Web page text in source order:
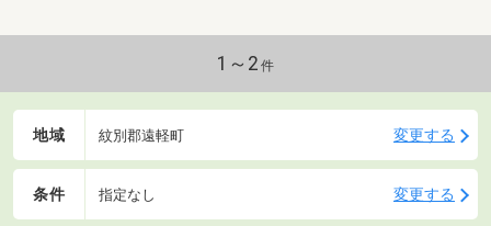
1～2 件
地域 紋別郡遠軽町 変更する
条件 指定なし 変更する